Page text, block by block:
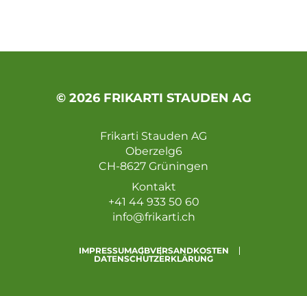
© 2026 FRIKARTI STAUDEN AG
Frikarti Stauden AG
Oberzelg6
CH-8627 Grüningen
Kontakt
+41 44 933 50 60
info@frikarti.ch
IMPRESSUMAGBVERSANDKOSTEN
DATENSCHUTZERKLÄRUNG